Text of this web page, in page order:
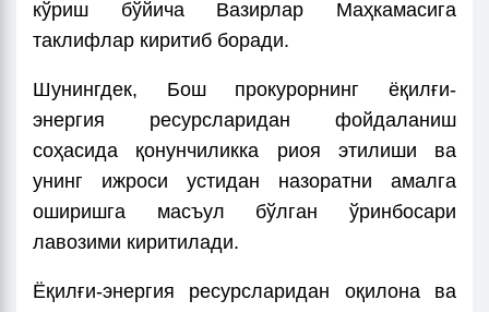
кўриш бўйича Вазирлар Маҳкамасига
таклифлар киритиб боради.
Шунингдек, Бош прокурорнинг ёқилғи-
энергия ресурсларидан фойдаланиш
соҳасида қонунчиликка риоя этилиши ва
унинг ижроси устидан назоратни амалга
оширишга масъул бўлган ўринбосари
лавозими киритилади.
Ёқилғи-энергия ресурсларидан оқилона ва